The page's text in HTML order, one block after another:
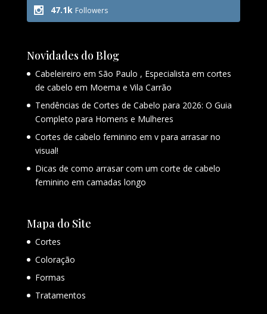
47.1k Followers
Novidades do Blog
Cabeleireiro em São Paulo , Especialista em cortes
de cabelo em Moema e Vila Carrão
Tendências de Cortes de Cabelo para 2026: O Guia
Completo para Homens e Mulheres
Cortes de cabelo feminino em v para arrasar no
visual!
Dicas de como arrasar com um corte de cabelo
feminino em camadas longo
Mapa do Site
Cortes
Coloração
Formas
Tratamentos